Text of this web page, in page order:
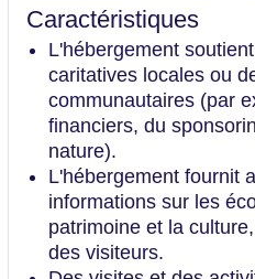
Caractéristiques
L'hébergement
caritatives locales ou
communautaires (par
financiers, du
nature).
L'hébergement fournit
informations sur les
patrimoine et la
des visiteurs.